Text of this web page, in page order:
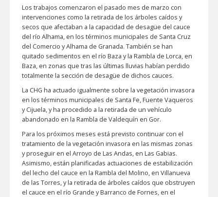
Los trabajos comenzaron el pasado mes de marzo con
intervenciones como la retirada de los árboles caídos y
secos que afectaban a la capacidad de desagüe del cauce
del río Alhama, en los términos municipales de Santa Cruz
del Comercio y Alhama de Granada. También se han
quitado sedimentos en el río Baza y la Rambla de Lorca, en
Baza, en zonas que tras las últimas lluvias habían perdido
totalmente la sección de desagüe de dichos cauces.
La CHG ha actuado igualmente sobre la vegetación invasora
en los términos municipales de Santa Fe, Fuente Vaqueros
y Cijuela, y ha procedido a la retirada de un vehículo
abandonado en la Rambla de Valdequín en Gor.
Para los próximos meses está previsto continuar con el
tratamiento de la vegetación invasora en las mismas zonas
y proseguir en el Arroyo de Las Andas, en Las Gabias.
Asimismo, están planificadas actuaciones de estabilización
del lecho del cauce en la Rambla del Molino, en Villanueva
de las Torres, y la retirada de árboles caídos que obstruyen
el cauce en el río Grande y Barranco de Fornes, en el